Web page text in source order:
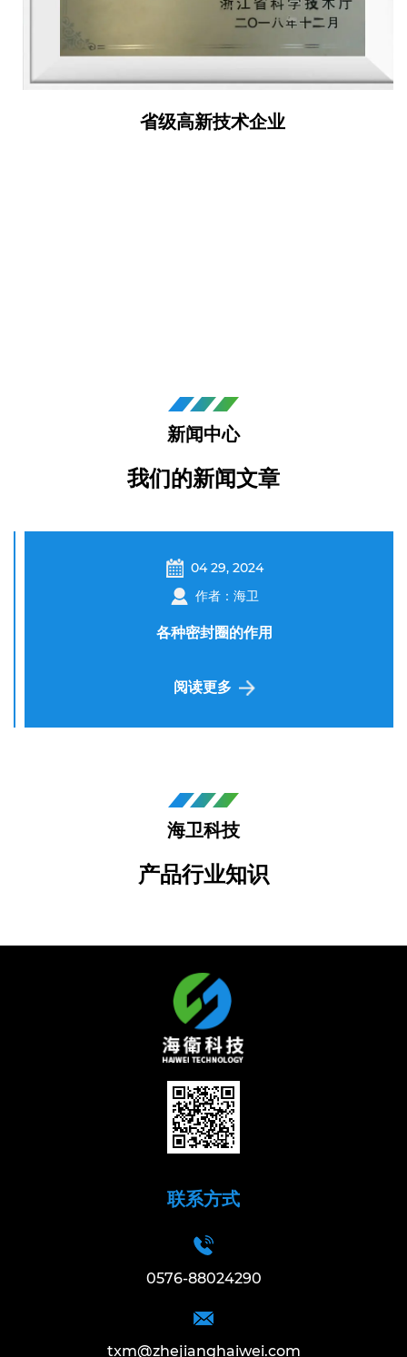
省级高新技术企业
新闻中心
我们的新闻文章
04 29, 2024
作者：海卫
各种密封圈的作用
阅读更多
海卫科技
产品行业知识
联系方式
0576-88024290
txm@zhejianghaiwei.com